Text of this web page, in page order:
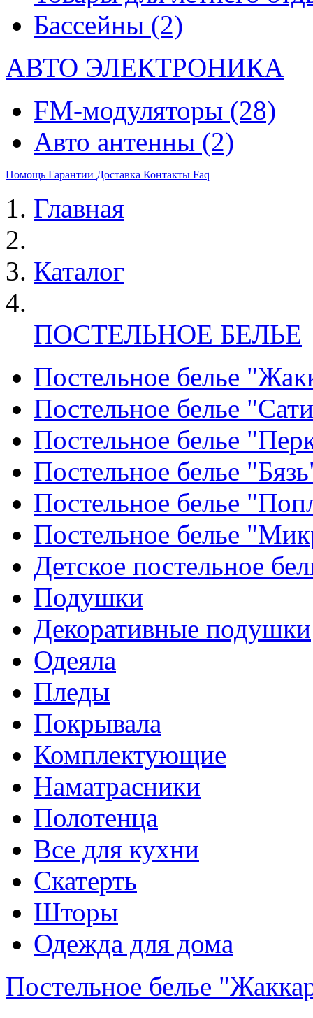
Бассейны (2)
АВТО ЭЛЕКТРОНИКА
FM-модуляторы (28)
Авто антенны (2)
Помощь Гарантии Доставка Контакты Faq
Главная
Каталог
ПОСТЕЛЬНОЕ БЕЛЬЕ
Постельное белье
Постельное белье
Постельное белье
Постельное белье
Постельное белье
Постельное белье
Детское постельное
Подушки
Декоративные подушки
Одеяла
Пледы
Покрывала
Комплектующие
Наматрасники
Полотенца
Все для кухни
Скатерть
Шторы
Одежда для дома
Постельное белье